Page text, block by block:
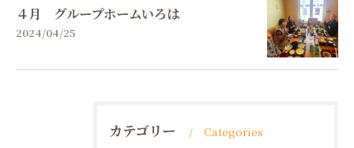
４月 グループホームいろは
2024/04/25
カテゴリー Categories